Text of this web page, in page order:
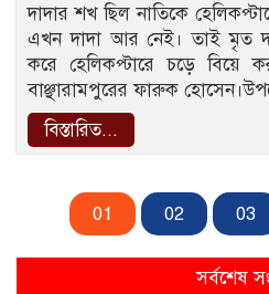
দাদার শখ ছিল নাতিকে
এখন দাদা আর নেই। তাই মৃত
করে হেলিকপ্টারে চড়ে বিয়ে
বাঞ্ছারামপুরের ফারুক
বিস্তারিত...
01 02 03
সর্বশেষ